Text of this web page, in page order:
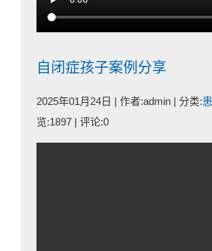
自闭症孩子案例分享
2025年01月24日 | 作者:admin | 分类:
览:1897 | 评论:0